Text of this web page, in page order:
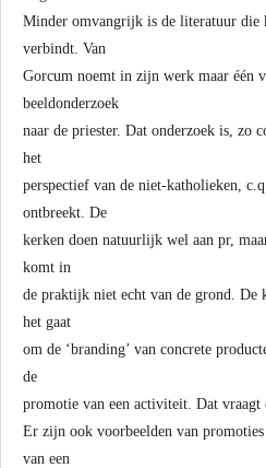
Minder omvangrijk is de literatuur die
verbindt. Van
Gorcum noemt in zijn werk maar één
beeldonderzoek
naar de priester. Dat onderzoek is, zo
het
perspectief van de niet-katholieken,
ontbreekt. De
kerken doen natuurlijk wel aan pr,
komt in
de praktijk niet echt van de grond. De
het gaat
om de ‘branding’ van concrete
de
promotie van een activiteit. Dat vraagt
Er zijn ook voorbeelden van
van een